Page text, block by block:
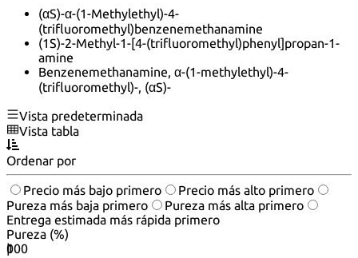
(αS)-α-(1-Methylethyl)-4-
(trifluoromethyl)benzenemethanamine
(1S)-2-Methyl-1-[4-(trifluoromethyl)phenyl]propan-1-
amine
Benzenemethanamine, α-(1-methylethyl)-4-
(trifluoromethyl)-, (αS)-
Vista predeterminada
Vista tabla
Ordenar por
Precio más bajo primero
Precio más alto primero
Pureza más baja primero
Pureza más alta primero
Entrega estimada más rápida primero
Pureza (%)
0
100
|